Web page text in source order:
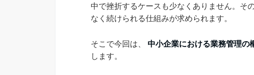
中で挫折するケースも少なくありません。そ
なく続けられる仕組みが求められます。
そこで今回は、 中小企業における業務管理の
します。